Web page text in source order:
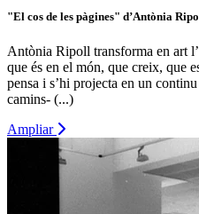
"El cos de les pàgines" d’Antònia
Antònia Ripoll transforma en art
que és en el món, que creix, que
pensa i s’hi projecta en un
camins- (...)
Ampliar